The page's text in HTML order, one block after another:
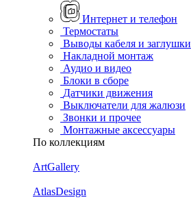
Интернет и телефон
Термостаты
Выводы кабеля и заглушки
Накладной монтаж
Аудио и видео
Блоки в сборе
Датчики движения
Выключатели для жалюзи
Звонки и прочее
Монтажные аксессуары
По коллекциям
ArtGallery
AtlasDesign